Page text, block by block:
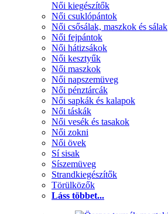
Női kiegészítők
Női csuklópántok
Női csősálak, maszkok és sálak
Női fejpántok
Női hátizsákok
Női kesztyűk
Női maszkok
Női napszemüveg
Női pénztárcák
Női sapkák és kalapok
Női táskák
Női vesék és tasakok
Női zokni
Női övek
Sí sisak
Síszemüveg
Strandkiegészítők
Törülközők
Láss többet...